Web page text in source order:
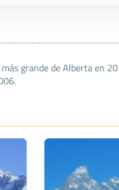
grande de Alberta en